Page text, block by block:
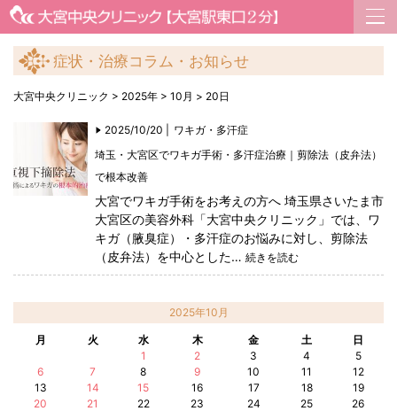
症状・治療コラム・お知らせ
大宮中央クリニック > 2025年 > 10月 > 20日
2025/10/20 |
ワキガ・多汗症
埼玉・大宮区でワキガ手術・多汗症治療｜剪除法（皮弁法）
で根本改善
大宮でワキガ手術をお考えの方へ 埼玉県さいたま市
大宮区の美容外科「大宮中央クリニック」では、ワ
キガ（腋臭症）・多汗症のお悩みに対し、剪除法
（皮弁法）を中心とした… 続きを読む
2025年10月
月 火 水 木 金 土
日
1
2 3 4
5
6
7 8 9 10 11
12
13
14 15 16 17 18
19
20
21 22 23 24 25
26